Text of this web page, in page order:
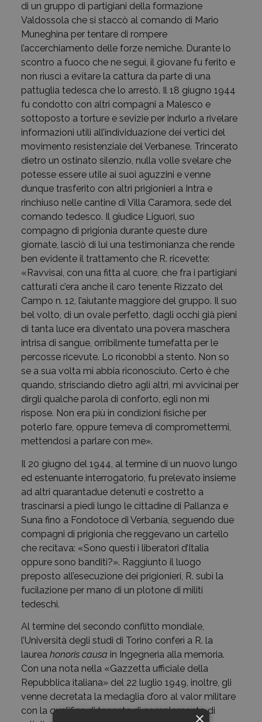
di un gruppo di partigiani della formazione
Valdossola che si staccò al comando di Mario
Muneghina per tentare di rompere
l’accerchiamento delle forze nemiche. Durante lo
scontro a fuoco che ne seguì, il giovane fu ferito e
non riuscì a evitare la cattura da parte di una
pattuglia tedesca che lo arrestò. Il 18 giugno 1944
fu condotto con altri compagni a Malesco e
sottoposto a torture e sevizie per indurlo a rivelare
informazioni utili all’individuazione dei vertici del
movimento resistenziale del Verbanese. Trincerato
dietro un ostinato silenzio, nulla volle svelare che
potesse essere utile ai suoi aguzzini e venne
dunque trasferito con altri prigionieri a Intra e
rinchiuso nelle cantine di Villa Caramora, sede del
comando tedesco. Il giudice Liguori, suo
compagno di prigionia durante queste dure
giornate, lasciò di lui una testimonianza che rende
ben evidente il trattamento che R. ricevette:
«Ravvisai, con una fitta al cuore, che fra i partigiani
catturati c’era anche il caro tenente Rizzato del
Campo n. 12, l’aiutante maggiore del gruppo. Il suo
bel volto, di un ovale perfetto, dagli occhi già pieni
di tanta luce era diventato una povera maschera
intrisa di sangue, orribilmente tumefatta per le
percosse ricevute. Lo riconobbi a stento. Non so
se a sua volta mi abbia riconosciuto. Certo è che
quando, strisciando dietro agli altri, mi avvicinai per
dirgli qualche parola di conforto, egli non mi
rispose. Non era più in condizioni fisiche per
poterlo fare, oppure temeva di compromettermi,
mettendosi a parlare con me».
Il 20 giugno del 1944, al termine di un nuovo lungo
ed estenuante interrogatorio, fu prelevato insieme
ad altri quarantadue detenuti e costretto a
trascinarsi a piedi lungo le cittadine di Pallanza e
Suna fino a Fondotoce di Verbania, seguendo due
compagni di prigionia che reggevano un cartello
che recitava: «Sono questi i liberatori d’Italia
oppure sono banditi?». Raggiunto il luogo
preposto all’esecuzione dei prigionieri, R. subì la
fucilazione per mano di un plotone di militi
tedeschi.
Al termine del secondo conflitto mondiale,
l’Università degli studi di Torino conferì a R. la
laureahonoris causa in Ingegneria alla memoria.
Con una nota nella «Gazzetta ufficiale della
Repubblica italiana» del 22 luglio 1949, inoltre, gli
venne decretata la medaglia d’oro al valor militare
con la qualifica di tenente di complemento di
×